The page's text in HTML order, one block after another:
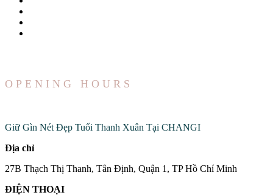
OPENING HOURS
Giữ Gìn Nét Đẹp Tuổi Thanh Xuân Tại CHANGI
Địa chỉ
27B Thạch Thị Thanh, Tân Định, Quận 1, TP Hồ Chí Minh
ĐIỆN THOẠI